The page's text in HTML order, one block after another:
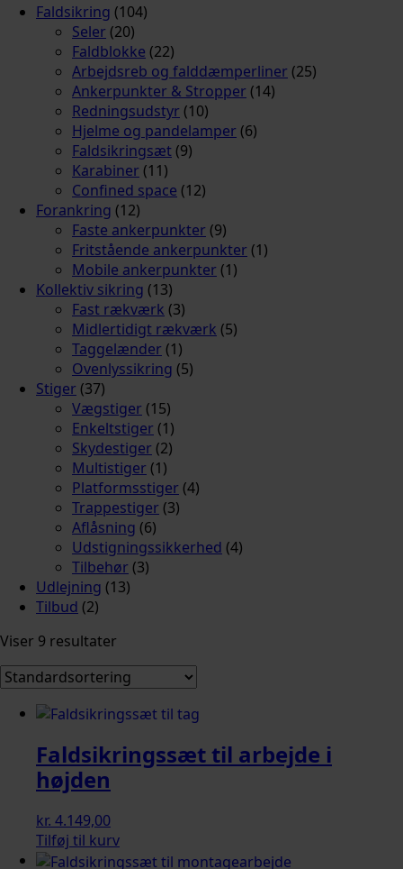
Faldsikring (104)
Seler (20)
Faldblokke (22)
Arbejdsreb og falddæmperliner (25)
Ankerpunkter & Stropper (14)
Redningsudstyr (10)
Hjelme og pandelamper (6)
Faldsikringsæt (9)
Karabiner (11)
Confined space (12)
Forankring (12)
Faste ankerpunkter (9)
Fritstående ankerpunkter (1)
Mobile ankerpunkter (1)
Kollektiv sikring (13)
Fast rækværk (3)
Midlertidigt rækværk (5)
Taggelænder (1)
Ovenlyssikring (5)
Stiger (37)
Vægstiger (15)
Enkeltstiger (1)
Skydestiger (2)
Multistiger (1)
Platformsstiger (4)
Trappestiger (3)
Aflåsning (6)
Udstigningssikkerhed (4)
Tilbehør (3)
Udlejning (13)
Tilbud (2)
Viser 9 resultater
Faldsikringssæt til arbejde i
højden
kr. 4.149,00
Tilføj til kurv